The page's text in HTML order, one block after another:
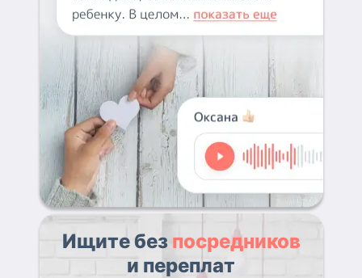
Ищите без посредников
и переплат